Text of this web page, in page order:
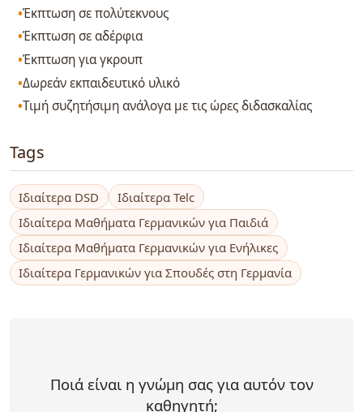
Έκπτωση σε πολύτεκνους
Έκπτωση σε αδέρφια
Έκπτωση για γκρουπ
Δωρεάν εκπαιδευτικό υλικό
Τιμή συζητήσιμη ανάλογα με τις ώρες διδασκαλίας
Tags
Ιδιαίτερα DSD
Ιδιαίτερα Telc
Ιδιαίτερα Μαθήματα Γερμανικών για Παιδιά
Ιδιαίτερα Μαθήματα Γερμανικών για Ενήλικες
Ιδιαίτερα Γερμανικών για Σπουδές στη Γερμανία
Ποιά είναι η γνώμη σας για αυτόν τον
καθηγητή;